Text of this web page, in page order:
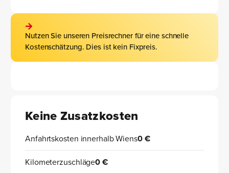
Nutzen Sie unseren Preisrechner für eine schnelle
Kostenschätzung. Dies ist kein Fixpreis.
Keine Zusatzkosten
Anfahrtskosten innerhalb Wiens0 €
Kilometerzuschläge0 €